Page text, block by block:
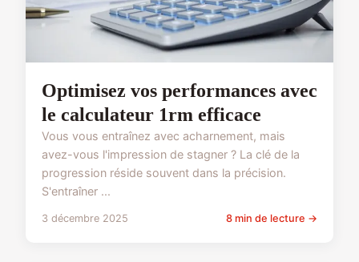
Optimisez vos performances avec
le calculateur 1rm efficace
Vous vous entraînez avec acharnement, mais
avez-vous l'impression de stagner ? La clé de la
progression réside souvent dans la précision.
S'entraîner ...
3 décembre 2025 8 min de lecture →